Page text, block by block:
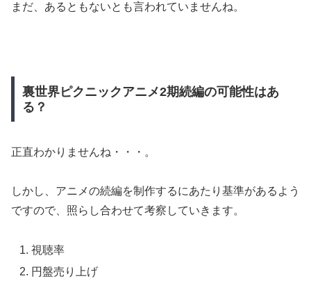
まだ、あるともないとも言われていませんね。
裏世界ピクニックアニメ2期続編の可能性はあ
る？
正直わかりませんね・・・。
しかし、アニメの続編を制作するにあたり基準があるよう
ですので、照らし合わせて考察していきます。
視聴率
円盤売り上げ